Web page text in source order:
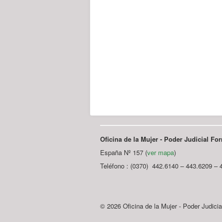
Oficina de la Mujer - Poder Judicial
España Nº 157 (ver mapa)
Teléfono : (0370) 442.6140 – 443.6209 –
© 2026 Oficina de la Mujer - Poder